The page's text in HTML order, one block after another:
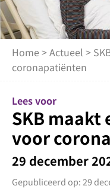
Home >Actueel >
coronapatiënten
Lees voor
SKB maakt
voor
29 december
Gepubliceerd op: 29